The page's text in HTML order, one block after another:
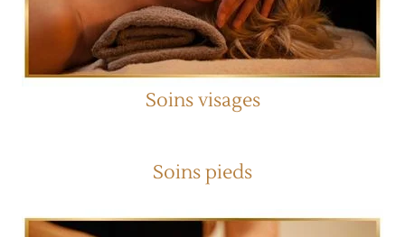
Soins visages
Soins pieds